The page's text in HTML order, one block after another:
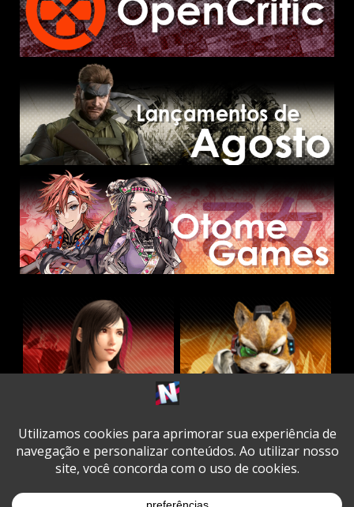
TwitterFacebook
Instagram
YoutubeSpotifyCookie